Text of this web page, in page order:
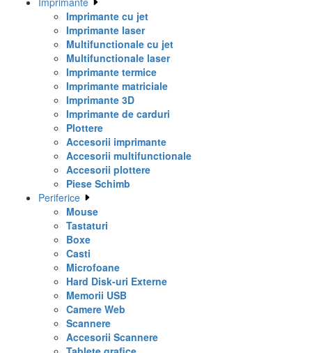
Imprimante cu jet
Imprimante laser
Multifunctionale cu jet
Multifunctionale laser
Imprimante termice
Imprimante matriciale
Imprimante 3D
Imprimante de carduri
Plottere
Accesorii imprimante
Accesorii multifunctionale
Accesorii plottere
Piese Schimb
Periferice
Mouse
Tastaturi
Boxe
Casti
Microfoane
Hard Disk-uri Externe
Memorii USB
Camere Web
Scannere
Accesorii Scannere